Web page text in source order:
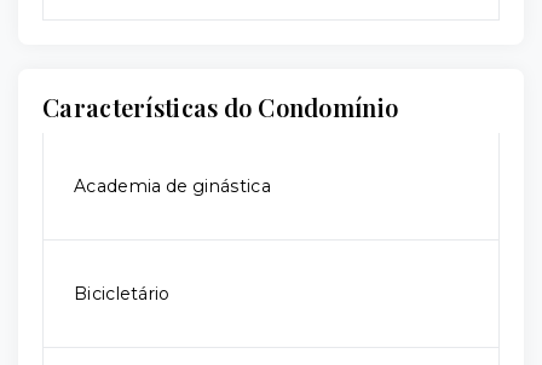
Características do Condomínio
Academia de ginástica
Bicicletário